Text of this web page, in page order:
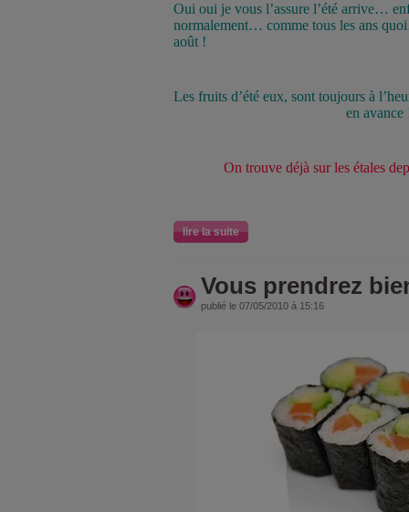
Oui oui je vous l’assure l’été arrive…
normalement… comme tous les ans
août !
Les fruits d’été eux, sont toujours à
en avance
On trouve déjà sur les étales
lire la suite
Vous prendrez
publié le 07/05/2010 à 15:16